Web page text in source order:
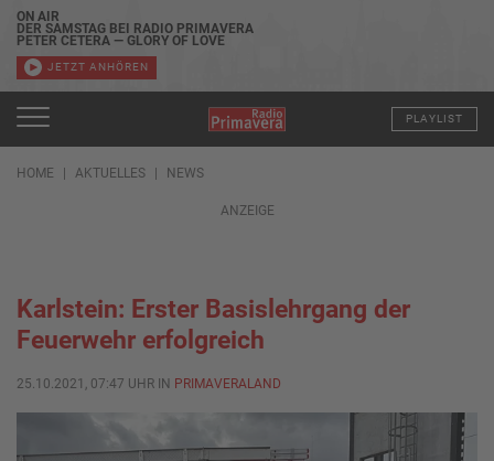
ON AIR
DER SAMSTAG BEI RADIO PRIMAVERA
PETER CETERA — GLORY OF LOVE
JETZT ANHÖREN
PLAYLIST
HOME AKTUELLES NEWS
ANZEIGE
Karlstein: Erster Basislehrgang der
Feuerwehr erfolgreich
25.10.2021, 07:47 UHR IN PRIMAVERALAND